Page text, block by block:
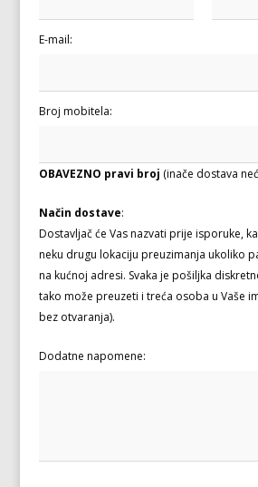
E-mail:
Broj mobitela:
OBAVEZNO pravi broj (inače dostava
Način dostave:
Dostavljač će Vas nazvati prije isporuke,
neku drugu lokaciju preuzimanja ukoliko
na kućnoj adresi. Svaka je pošiljka
tako može preuzeti i treća osoba u Vaše
bez otvaranja).
Dodatne napomene: